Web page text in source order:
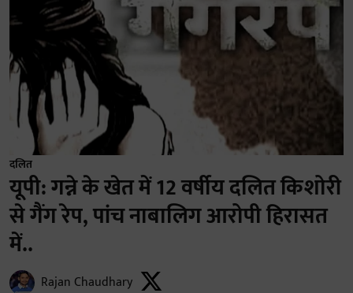
दलित
यूपी: गन्ने के खेत में 12 वर्षीय दलित किशोरी
से गैंग रेप, पांच नाबालिग आरोपी हिरासत
में..
Rajan Chaudhary